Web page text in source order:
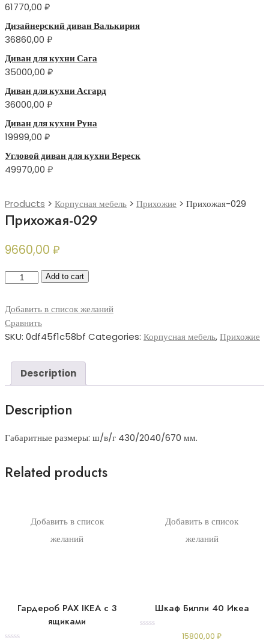
61770,00 ₽
Дизайнерский диван Валькирия
36860,00 ₽
Диван для кухни Сага
35000,00 ₽
Диван для кухни Асгард
36000,00 ₽
Диван для кухни Руна
19999,00 ₽
Угловой диван для кухни Вереск
49970,00 ₽
Products > Корпусная мебель > Прихожие > Прихожая-029
Прихожая-029
9660,00 ₽
Прихожая-029Add to cart
Добавить в список желаний
Сравнить
SKU: 0df45f1c58bf Categories: Корпусная мебель,Прихожие
Description
Description
Габаритные размеры: ш/в/г 430/2040/670 мм.
Related products
Добавить в список
желаний
Гардероб PAX IKEA с 3
ящиками
Добавить в список
желаний
Шкаф Билли 40 Икеа
15800,00₽